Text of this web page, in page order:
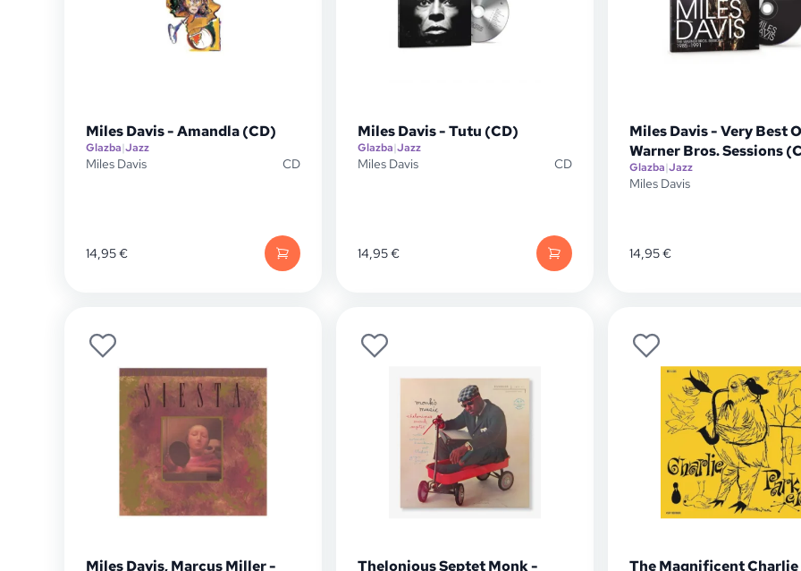
Miles Davis - Amandla (CD)
Glazba|Jazz
Miles Davis CD
14,95€
Miles Davis - Tutu (CD)
Glazba|Jazz
Miles Davis CD
14,95€
Miles Davis - Very Best
Warner Bros. Sessions
Glazba|Jazz
Miles Davis
14,95€
Miles Davis, Marcus Miller -
Thelonious Septet Monk -
The Magnificent Charlie